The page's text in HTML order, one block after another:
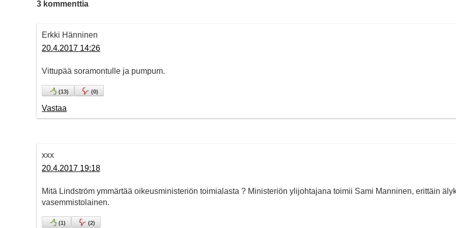
3 kommenttia
Erkki Hänninen
20.4.2017 14:26
Vittupää soramontulle ja pumpum.
(13) (0)
Vastaa
xxx
20.4.2017 19:18
Mitä Lindström ymmärtää oikeusministeriön toimialasta ? Ministeriön ylijohtajana toimii Sami Manninen, erittäin
vasemmistolainen.
(1) (2)